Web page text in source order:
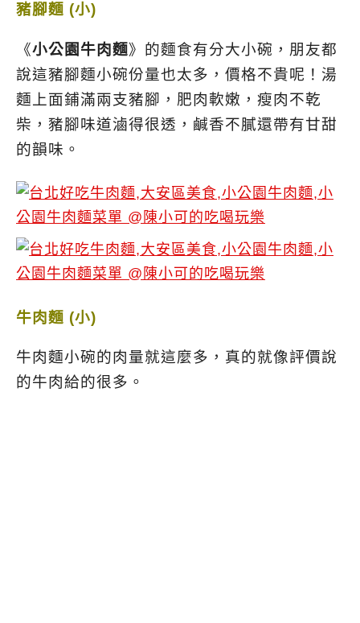
豬腳麵 (小)
《小公園牛肉麵》的麵食有分大小碗，朋友都
說這豬腳麵小碗份量也太多，價格不貴呢！湯
麵上面鋪滿兩支豬腳，肥肉軟嫩，瘦肉不乾
柴，豬腳味道滷得很透，鹹香不膩還帶有甘甜
的韻味。
牛肉麵 (小)
牛肉麵小碗的肉量就這麼多，真的就像評價說
的牛肉給的很多。